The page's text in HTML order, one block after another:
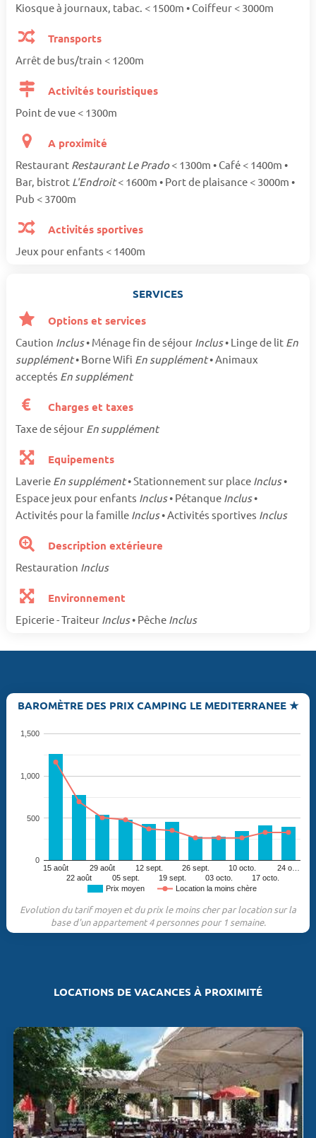
Kiosque à journaux, tabac. < 1500m • Coiffeur < 3000m
Transports
Arrêt de bus/train < 1200m
Activités touristiques
Point de vue < 1300m
A proximité
Restaurant Restaurant Le Prado< 1300m • Café < 1400m •
Bar, bistrot L'Endroit< 1600m • Port de plaisance < 3000m •
Pub < 3700m
Activités sportives
Jeux pour enfants < 1400m
SERVICES
Options et services
Caution Inclus• Ménage fin de séjour Inclus• Linge de lit En
supplément• Borne Wifi En supplément• Animaux
acceptés En supplément
Charges et taxes
Taxe de séjour En supplément
Equipements
Laverie En supplément• Stationnement sur place Inclus•
Espace jeux pour enfants Inclus• Pétanque Inclus•
Activités pour la famille Inclus• Activités sportives Inclus
Description extérieure
Restauration Inclus
Environnement
Epicerie - Traiteur Inclus• Pêche Inclus
BAROMÈTRE DES PRIX CAMPING LE MEDITERRANEE ★
Prix moyen Location la moins chère
15 août
22 août
29 août
05 sept.
12 sept.
19 sept.
26 sept.
03 octo.
10 octo.
17 octo.
24 o…
0
500
1,000
1,500
Evolution du tarif moyen et du prix le moins cher par location sur la
base d'un appartement 4 personnes pour 1 semaine.
LOCATIONS DE VACANCES À PROXIMITÉ